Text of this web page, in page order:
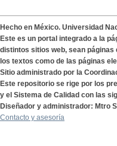
Hecho en México. Universidad
Este es un portal integrado a la
distintos sitios web, sean
los textos como de las páginas
Sitio administrado por la
Este repositorio se rige por los
y el Sistema de Calidad con las
Diseñador y administrador: Mtro
Contacto y asesoría